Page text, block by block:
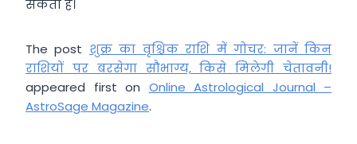
सकती हैं।
The post शुक्र का वृश्चिक राशि में गोचर: जानें किन
राशियों पर बरसेगा सौभाग्य, किसे मिलेगी चेतावनी!
appeared first on Online Astrological Journal –
AstroSage Magazine.